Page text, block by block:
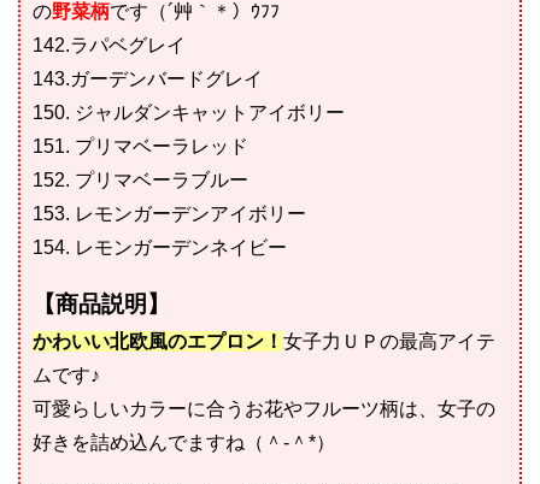
の野菜柄です（´艸｀＊）ｳﾌﾌ
142.ラパベグレイ
143.ガーデンバードグレイ
150. ジャルダンキャットアイボリー
151. プリマベーラレッド
152. プリマベーラブルー
153. レモンガーデンアイボリー
154. レモンガーデンネイビー
【商品説明】
かわいい北欧風のエプロン！ 女子力ＵＰの最高アイテ
ムです♪
可愛らしいカラーに合うお花やフルーツ柄は、女子の
好きを詰め込んでますね（＾-＾*）